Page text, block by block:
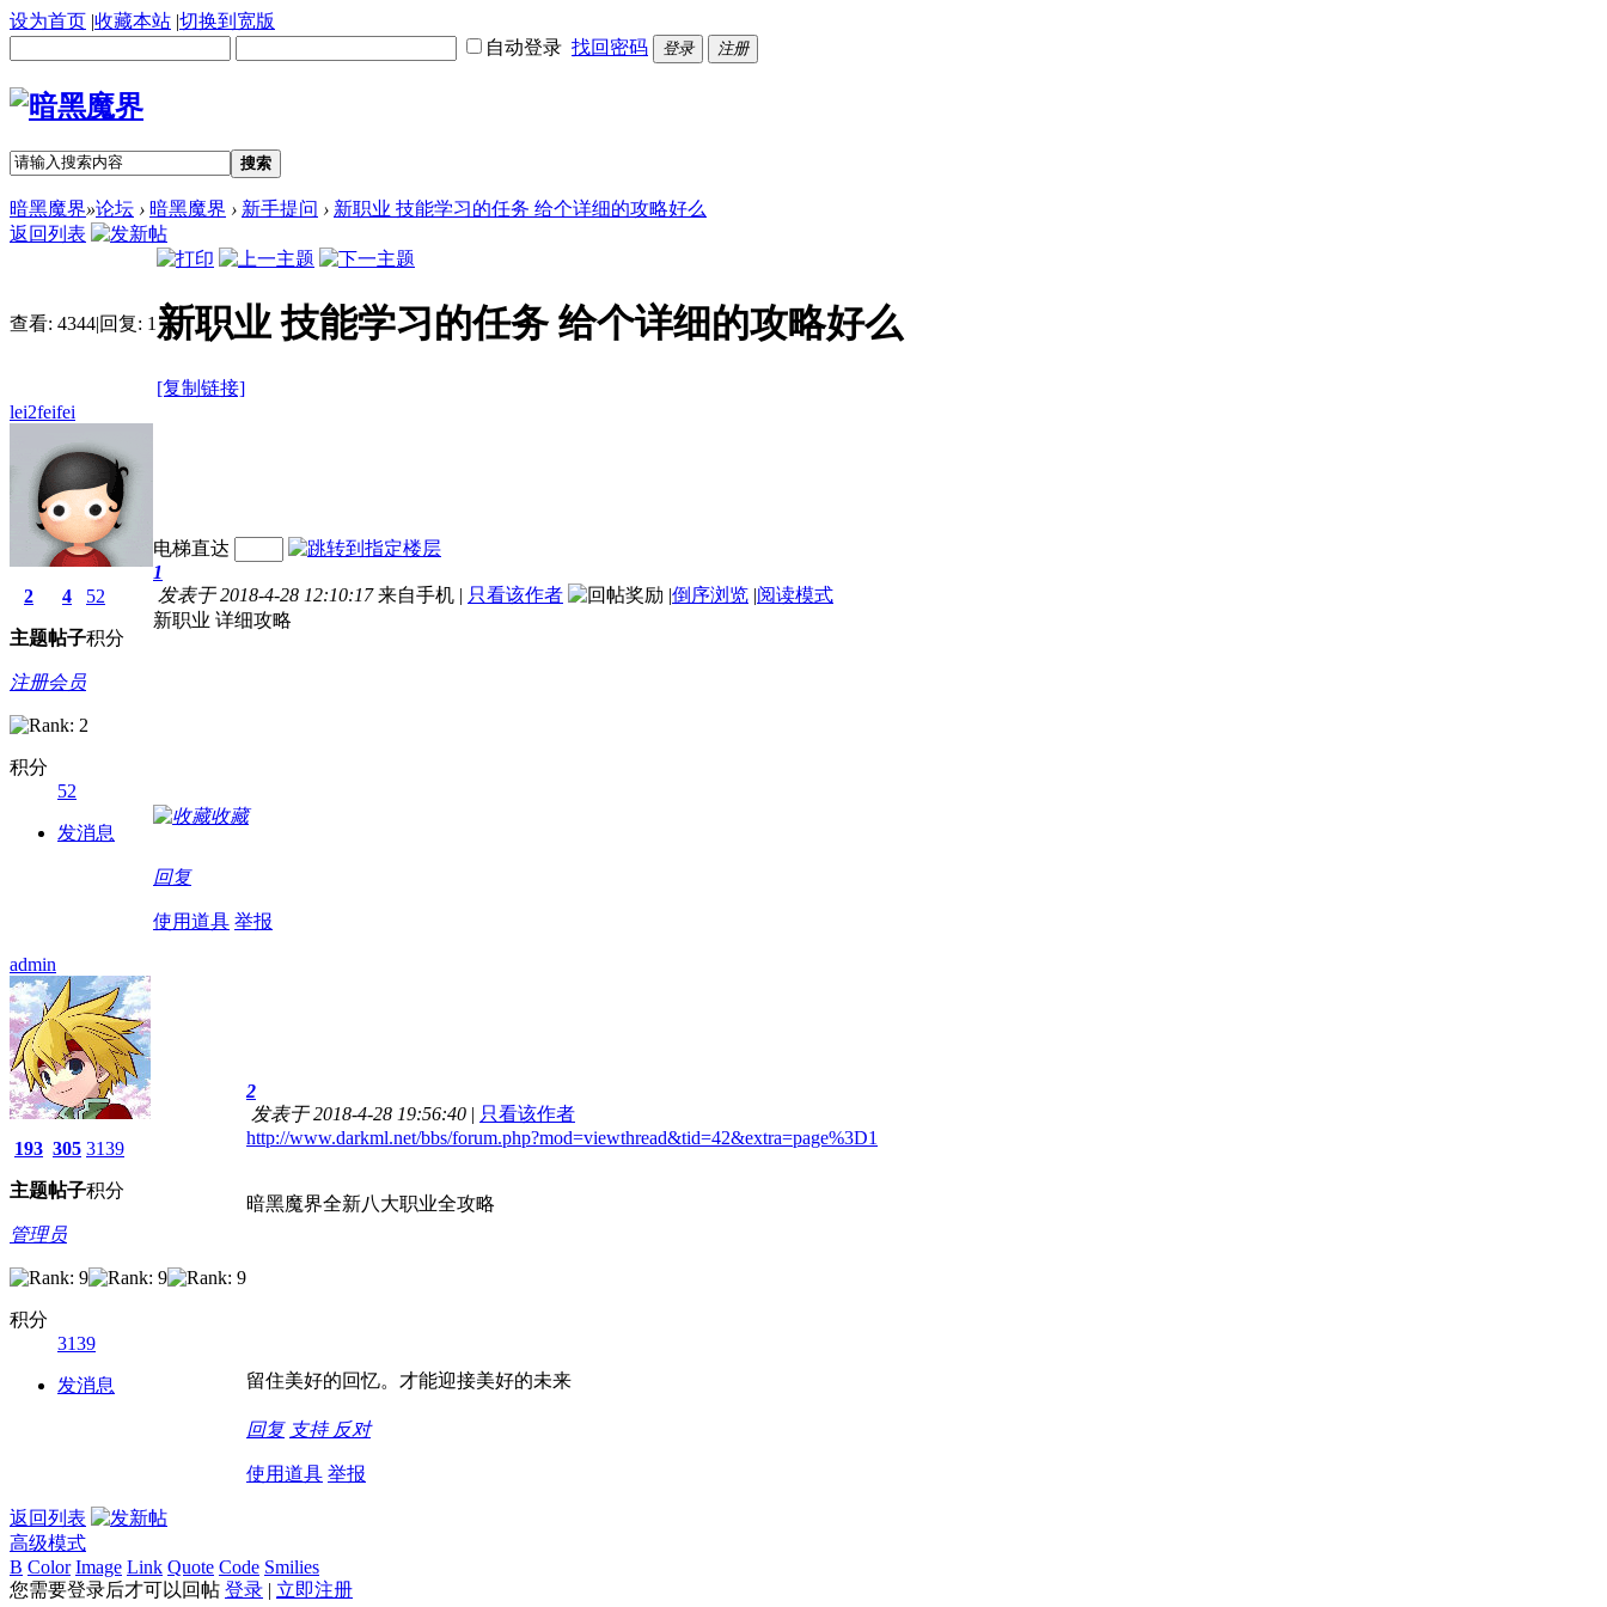
设为首页 |收藏本站 |切换到宽版
自动登录 找回密码 登录 注册
搜索
暗黑魔界»论坛 › 暗黑魔界 › 新手提问 › 新职业 技能学习的任务 给个详细的攻略好么
返回列表
查看: 4344|回复: 1 新职业 技能学习的任务 给个详细的攻略好么
[复制链接]
lei2feifei
2
主题
4
帖子
52
积分
注册会员
积分
52
发消息
电梯直达
1
发表于 2018-4-28 12:10:17 来自手机 | 只看该作者 |倒序浏览 |阅读模式
新职业 详细攻略
收藏
回复
使用道具 举报
admin
193
主题
305
帖子
3139
积分
管理员
积分
3139
发消息
2
发表于 2018-4-28 19:56:40 | 只看该作者
http://www.darkml.net/bbs/forum.php?mod=viewthread&tid=42&extra=page%3D1
暗黑魔界全新八大职业全攻略
留住美好的回忆。才能迎接美好的未来
回复 支持 反对
使用道具 举报
返回列表
高级模式
B Color Image Link Quote Code Smilies
您需要登录后才可以回帖 登录 | 立即注册